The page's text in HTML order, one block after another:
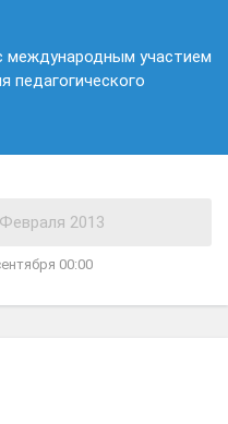
международным участием
педагогического
00:00